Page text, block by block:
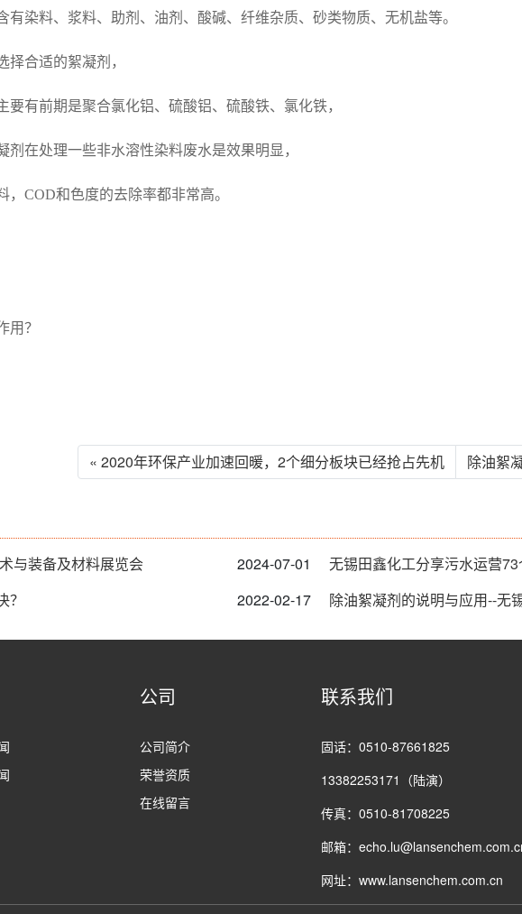
有染料、浆料、助剂、油剂、酸碱、纤维杂质、砂类物质、无机盐等。
择合适的絮凝剂，
有前期是聚合氯化铝、硫酸铝、硫酸铁、氯化铁，
在处理一些非水溶性染料废水是效果明显，
， COD和色度的去除率都非常高。
« 2020年环保产业加速回暖，2个细分板块已经抢占先机 除油絮
与装备及材料展览会 2024-07-01
无锡田鑫化工分享污水运营
2022-02-17 除油絮凝剂的说明与应用--无
公司
公司简介
荣誉资质
在线留言
联系我们
固话：0510-87661825
13382253171（陆演）
传真：0510-81708225
邮箱：
网址：www.lansenchem.com.cn